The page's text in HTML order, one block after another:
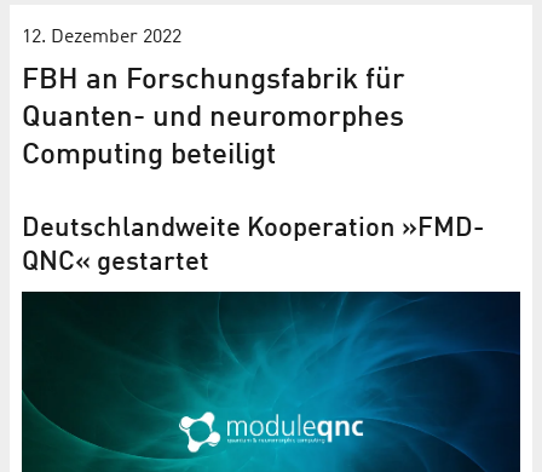
12. Dezember 2022
FBH an Forschungsfabrik für
Quanten- und neuromorphes
Computing beteiligt
Deutschlandweite Kooperation »FMD-
QNC« gestartet